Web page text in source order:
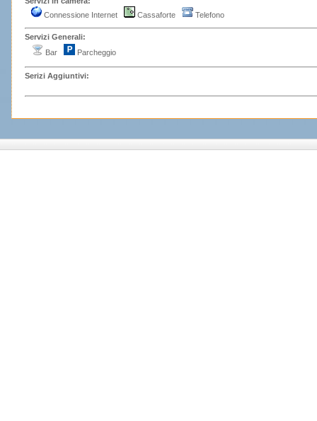
Connessione Internet
Cassaforte Telefono
Servizi Generali:
Bar
Parcheggio
Serizi Aggiuntivi: